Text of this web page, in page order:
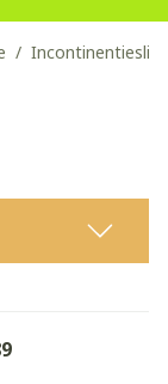
/ Incontinentieslips